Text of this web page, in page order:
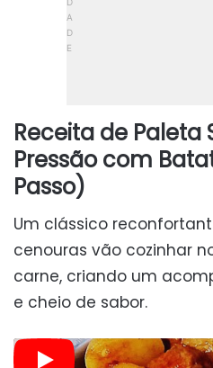
Receita de Paleta
Pressão com
Passo)
Um clássico
cenouras vão cozinhar
carne, criando um
e cheio de sabor.